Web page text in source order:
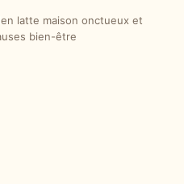
latte maison onctueux et
bien-être